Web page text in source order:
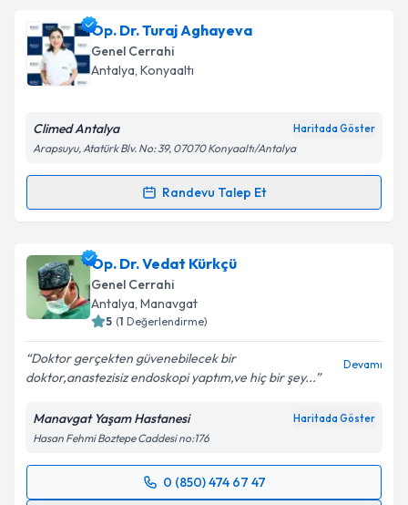
Op. Dr. Turaj Aghayeva
Genel Cerrahi
Antalya, Konyaaltı
Climed Antalya Haritada Göster
Arapsuyu, Atatürk Blv. No: 39, 07070 Konyaaltı/Antalya
Randevu Talep Et
Randevu Takvimi Talebi
Op. Dr. Turaj Aghayevaiçin randevu takvimi talebi
oluşturun. Size bu uzmandan randevu almanız için bir
takvim hazırlandığında e-posta ile bilgilendireceğiz.
Kişisel verilerimin işlenmesine ilişkin
Aydınlatma
Metni'ni okudum ve kişisel verilerimin belirtilen
kapsamda işlenmesini kabul ediyorum.
Op. Dr. Vedat Kürkçü
Genel Cerrahi
Antalya, Manavgat
5 (1 Değerlendirme)
Doktor gerçekten güvenebilecek bir
doktor,anastezisiz endoskopi yaptım,ve hiç bir şey...
Devamı
Manavgat Yaşam Hastanesi Haritada Göster
Hasan Fehmi Boztepe Caddesi no:176
0 (850) 474 67 47
Randevu Takvimi Talebi